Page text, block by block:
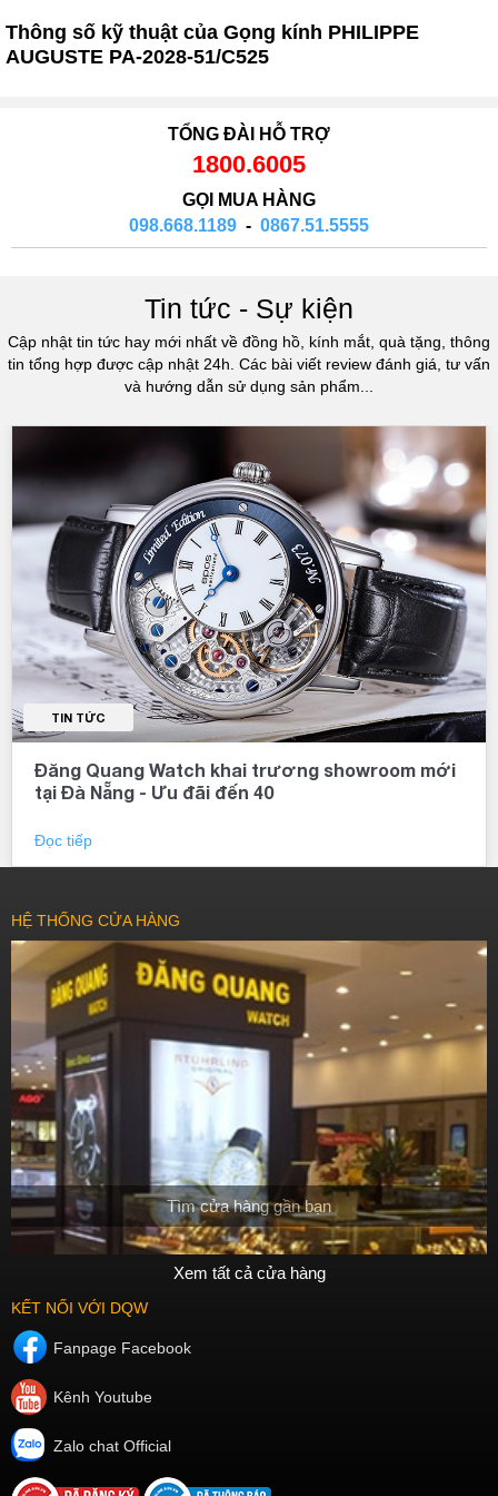
Số 53 Trần Đăng Ninh - Cầu Giấy - Hà Nội
Xá, Gia Lâm, Thành phố Hà Nội
Thông số kỹ thuật của Gọng kính PHILIPPE
AUGUSTE PA-2028-51/C525
TỔNG ĐÀI HỖ TRỢ
1800.6005
GỌI MUA HÀNG
098.668.1189 - 0867.51.5555
Tin tức - Sự kiện
Cập nhật tin tức hay mới nhất về đồng hồ, kính mắt, quà tặng, thông
tin tổng hợp được cập nhật 24h. Các bài viết review đánh giá, tư vấn
và hướng dẫn sử dụng sản phẩm...
TIN TỨC
Đăng Quang Watch khai trương showroom mới
tại Đà Nẵng - Ưu đãi đến 40
Đọc tiếp
HỆ THỐNG CỬA HÀNG
Tìm cửa hàng gần bạn
Xem tất cả cửa hàng
KẾT NỐI VỚI DQW
Fanpage Facebook
Kênh Youtube
Zalo chat Official